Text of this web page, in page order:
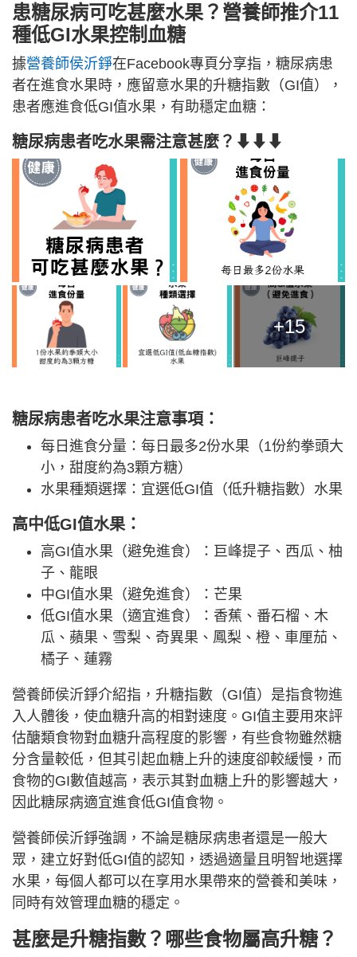
患糖尿病可吃甚麼水果？營養師推介11
種低GI水果控制血糖
據營養師侯沂錚在Facebook專頁分享指，糖尿病患
者在進食水果時，應留意水果的升糖指數（GI值），
患者應進食低GI值水果，有助穩定血糖：
糖尿病患者吃水果需注意甚麼？⬇⬇⬇
+15
糖尿病患者吃水果注意事項：
每日進食分量：每日最多2份水果（1份約拳頭大
小，甜度約為3顆方糖）
水果種類選擇：宜選低GI值（低升糖指數）水果
高中低GI值水果：
高GI值水果（避免進食）：巨峰提子、西瓜、柚
子、龍眼
中GI值水果（避免進食）：芒果
低GI值水果（適宜進食）：香蕉、番石榴、木
瓜、蘋果、雪梨、奇異果、鳳梨、橙、車厘茄、
橘子、蓮霧
營養師侯沂錚介紹指，升糖指數（GI值）是指食物進
入人體後，使血糖升高的相對速度。GI值主要用來評
估醣類食物對血糖升高程度的影響，有些食物雖然糖
分含量較低，但其引起血糖上升的速度卻較緩慢，而
食物的GI數值越高，表示其對血糖上升的影響越大，
因此糖尿病適宜進食低GI值食物。
營養師侯沂錚強調，不論是糖尿病患者還是一般大
眾，建立好對低GI值的認知，透過適量且明智地選擇
水果，每個人都可以在享用水果帶來的營養和美味，
同時有效管理血糖的穩定。
甚麼是升糖指數？哪些食物屬高升糖？